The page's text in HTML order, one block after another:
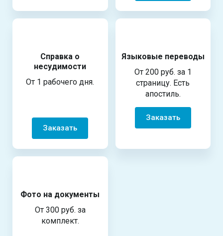
Справка о
несудимости
От 1 рабочего дня.
Заказать
Языковые переводы
От 200 руб. за 1
страницу. Есть
апостиль.
Заказать
Фото на документы
От 300 руб. за
комплект.